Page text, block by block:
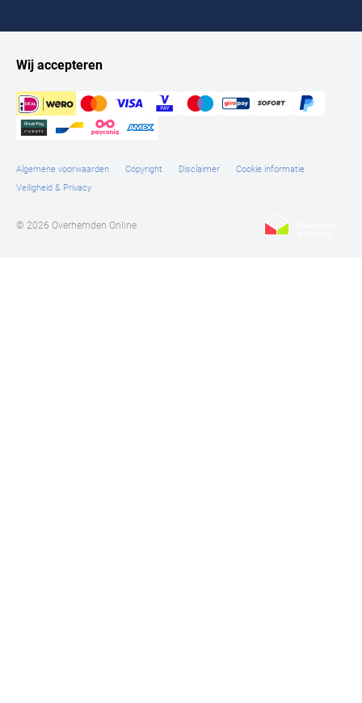
Wij accepteren
Algemene voorwaarden Copyright Disclaimer
Cookie informatie
Veiligheid & Privacy
© 2026 Overhemden Online